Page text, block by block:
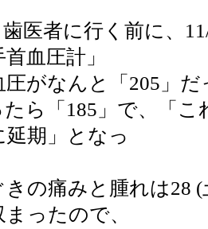
医者に行く前に、
血圧計」
がなんと「205」だ
ら「185」で、「こ
期」となっ
の痛みと腫れは28 (
ったので、